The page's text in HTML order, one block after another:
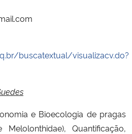
buscatextual/visualizacv.do?
e Bioecologia de pragas
Quantificação,